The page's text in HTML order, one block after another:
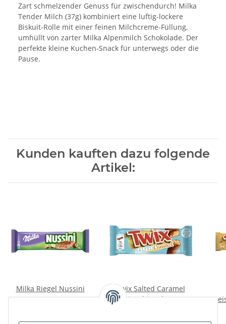
Zart schmelzender Genuss für zwischendurch! Milka
Tender Milch (37g) kombiniert eine luftig-lockere
Biskuit-Rolle mit einer feinen Milchcreme-Füllung,
umhüllt von zarter Milka Alpenmilch Schokolade. Der
perfekte kleine Kuchen-Snack für unterwegs oder die
Pause.
Kunden kauften dazu folgende
Artikel:
Milka Riegel Nussini
31,5g
sichtbar
Twix Salted Caramel
Einzelriegel 46g
sichtbar